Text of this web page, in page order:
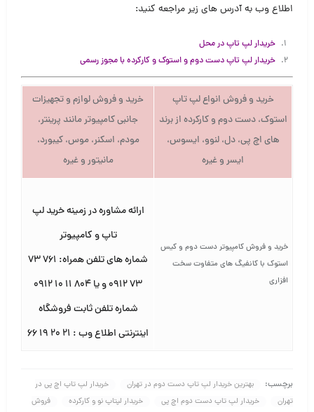
اطلاع وب به آدرس های زیر مراجعه کنید:
خریدار لپ تاپ در محل
خریدار لپ تاپ دست دوم و استوک و کارکرده با مجوز رسمی
خرید و فروش انواع لپ تاپ
استوک، دست دوم و کارکرده از برند
های اچ پی، دل، لنوو، ایسوس،
ایسر و غیره
خرید و فروش لوازم و تجهیزات
جانبی کامپیوتر مانند پرینتر،
مودم، اسکنر، موس، کیبورد،
مانیتور و غیره
خرید و فروش کامپیوتر دست دوم و کیس
استوک با کانفیگ های متفاوت سخت
افزاری
ارائه مشاوره در زمینه خرید لپ
تاپ و کامپیوتر
شماره های تلفن همراه: ۷۶۱ ۷۳
۷۳ ۰۹۱۲ و یا ۸۰۴ ۱۱ ۱۰ ۰۹۱۲
شماره تلفن ثابت فروشگاه
اینترنتی اطلاع وب : ۲۱ ۲۰ ۱۹ ۶۶
برچسب: بهترین خریدار لپ تاپ دست دوم در تهران
خریدار لپ تاپ اچ پی در
تهران
خریدار لپ تاپ دست دوم اچ پی خریدار لپتاپ نو و کارکرده
فروش